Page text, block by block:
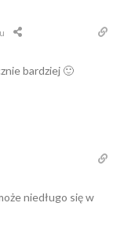
bardziej 🙂
niedługo się w